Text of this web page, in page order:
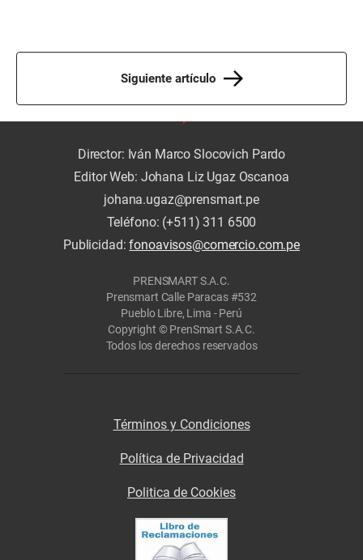
Siguiente artículo
Director: Iván Marco Slocovich Pardo
Editor Web: Johana Liz Ugaz Oscanoa
johana.ugaz@prensmart.pe
Teléfono: (+511) 311 6500
Publicidad:fonoavisos@comercio.com.pe
PRENSMART S.A.C.
Prensmart Calle Paracas #532
Pueblo Libre, Lima - Perú
Copyright © PrenSmart S.A.C.
Todos los derechos reservados
Términos y Condiciones
Política de Privacidad
Politica de Cookies